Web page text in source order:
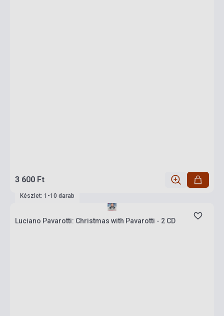
3 600 Ft
Készlet: 1-10 darab
Luciano Pavarotti: Christmas with Pavarotti - 2 CD